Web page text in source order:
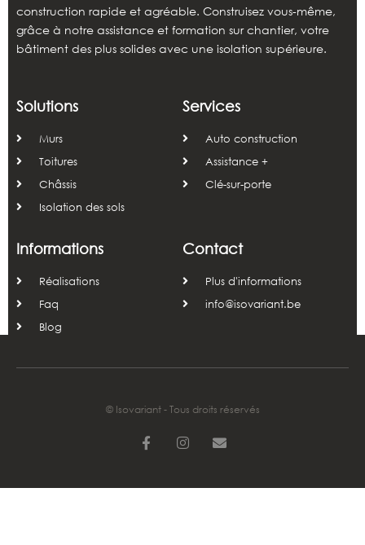
construction rapide et agréable. Construisez vous-même,
grâce à notre assistance et formation sur chantier, votre
bâtiment des plus solides avec une isolation supérieure.
Solutions
Murs
Toitures
Châssis
Isolation des sols
Services
Auto construction
Assistance +
Clé-sur-porte
Informations
Réalisations
Faq
Blog
Contact
Plus d'informations
info@isovariant.be
© Isovariant - Tous droits réservés